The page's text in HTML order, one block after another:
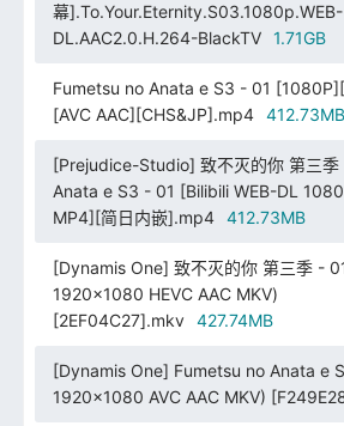
幕].To.Your.Eternity.S03.1080p.WEB-
DL.AAC2.0.H.264-BlackTV
1.71GB
Fumetsu no Anata e S3 - 01
[AVC AAC][CHS&JP].mp4
412.73MB
[Prejudice-Studio] 致不灭的你 第三季
Anata e S3 - 01 [Bilibili WEB-DL
MP4][简日内嵌].mp4
412.73MB
[Dynamis One] 致不灭的你 第三季 -
1920x1080 HEVC AAC MKV)
[2EF04C27].mkv
427.74MB
[Dynamis One] Fumetsu no Anata e
1920x1080 AVC AAC MKV)